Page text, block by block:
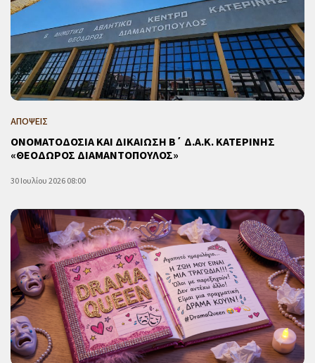
ΑΠΟΨΕΙΣ
ΟΝΟΜΑΤΟΔΟΣΙΑ ΚΑΙ ΔΙΚΑΙΩΣΗ Β΄ Δ.Α.Κ. ΚΑΤΕΡΙΝΗΣ
«ΘΕΟΔΩΡΟΣ ΔΙΑΜΑΝΤΟΠΟΥΛΟΣ»
30 Ιουλίου 2026 08:00